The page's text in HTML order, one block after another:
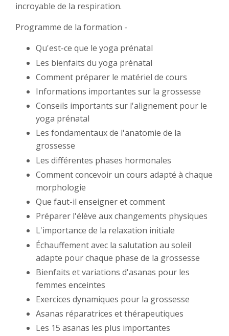
incroyable de la respiration.
Programme de la formation -
Qu'est-ce que le yoga prénatal
Les bienfaits du yoga prénatal
Comment préparer le matériel de cours
Informations importantes sur la grossesse
Conseils importants sur l'alignement pour le
yoga prénatal
Les fondamentaux de l'anatomie de la
grossesse
Les différentes phases hormonales
Comment concevoir un cours adapté à chaque
morphologie
Que faut-il enseigner et comment
Préparer l'élève aux changements physiques
L'importance de la relaxation initiale
Échauffement avec la salutation au soleil
adapte pour chaque phase de la grossesse
Bienfaits et variations d'asanas pour les
femmes enceintes
Exercices dynamiques pour la grossesse
Asanas réparatrices et thérapeutiques
Les 15 asanas les plus importantes